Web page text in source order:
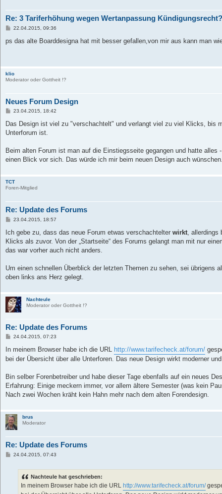
Re: 3 Tariferhöhung wegen Wertanpassung Kündigungsrecht?
B
i
22.04.2015, 09:36
ps das alte Boarddesigna hat mit besser gefallen,von mir aus kann man
klio
Moderator oder Gottheit !?
Neues Forum Design
B
i
r
23.04.2015, 18:42
Das Design ist viel zu "verschachtelt" und verlangt viel zu viel Klicks, bis
Unterforum ist.
Beim alten Forum ist man auf die Einstiegsseite gegangen und hatte alles
einen Blick vor sich. Das würde ich mir beim neuen Design auch
TCT
Foren-Mitglied
Re: Update des Forums
B
i
r
a
23.04.2015, 18:57
Ich gebe zu, dass das neue Forum etwas verschachtelter wirkt ,
Klicks als zuvor. Von der „Startseite“ des Forums gelangt man mit nur
das war vorher auch nicht anders.
Um einen schnellen Überblick der letzten Themen zu sehen, sei übrigens
oben links ans Herz gelegt.
Nachteule
Moderator oder Gottheit !?
Re: Update des Forums
B
r
24.04.2015, 07:23
In meinem Browser habe ich die URL http://www.tarifecheck.at/forum/
bei der Übersicht über alle Unterforen. Das neue Design wirkt moderner
Bin selber Forenbetreiber und habe dieser Tage ebenfalls auf ein neues
Erfahrung: Einige meckern immer, vor allem ältere Semester (was kein
Nach zwei Wochen kräht kein Hahn mehr nach dem alten Forendesign.
brus
Moderator
Re: Update des Forums
B24.04.2015, 07:43
Nachteule hat geschrieben:
In meinem Browser habe ich die URL http://www.tarifecheck.at/forum/